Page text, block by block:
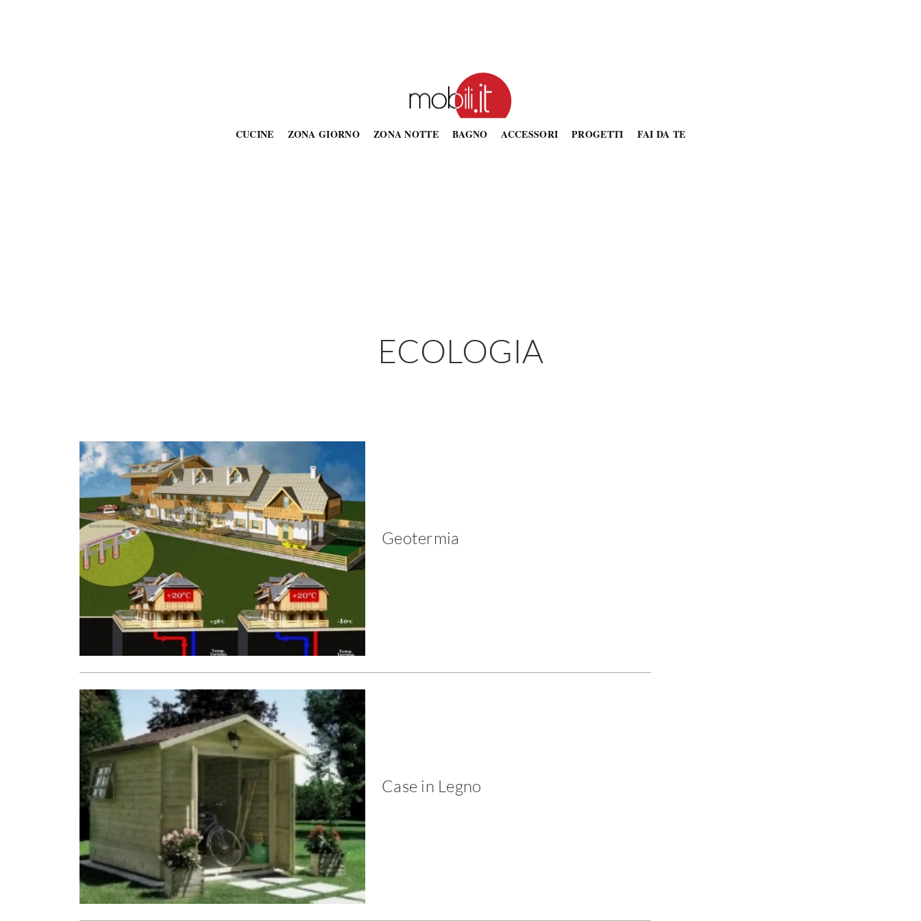
CUCINE ZONA GIORNO ZONA NOTTE BAGNO ACCESSORI PROGETTI FAI DA TE
ECOLOGIA
Geotermia
Case in Legno